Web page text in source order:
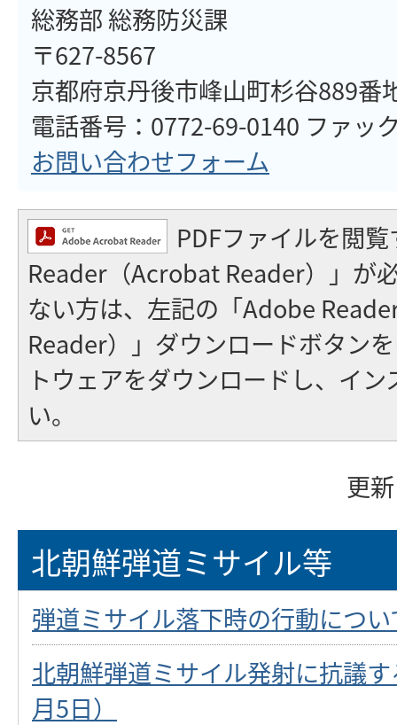
総務部 総務防災課
〒627-8567
京都府京丹後市峰山町杉谷889番
電話番号：0772-69-0140 ファッ
お問い合わせフォーム
PDFファイルを閲
Reader（Acrobat Reader）」が
ない方は、左記の「Adobe
Reader）」ダウンロードボタン
トウェアをダウンロードし、イ
い。
更
北朝鮮弾道ミサイル等
弾道ミサイル落下時の行動につい
北朝鮮弾道ミサイル発射に抗議
月5日）